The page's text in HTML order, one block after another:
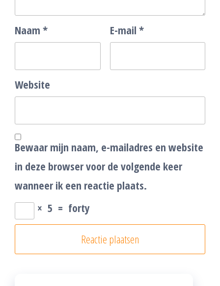
Naam * E-mail *
Website
Bewaar mijn naam, e-mailadres en website
in deze browser voor de volgende keer
wanneer ik een reactie plaats.
× 5 = forty